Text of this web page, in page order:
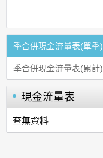
季合併現金流量表(單季)
季合併現金流量表(累計)
現金流量表
查無資料